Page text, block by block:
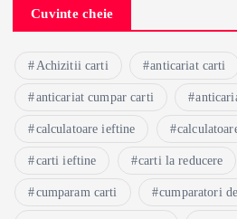
Cuvinte cheie
Achizitii carti anticariat carti
anticariat cumpar carti
calculatoare ieftine
carti ieftine carti la reducere
cumparam carti cumparatori